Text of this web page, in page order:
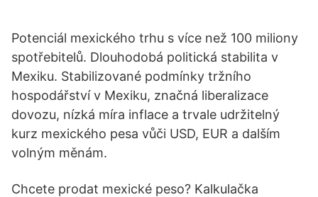
Potenciál mexického trhu s více než 100 miliony
spotřebitelů. Dlouhodobá politická stabilita v
Mexiku. Stabilizované podmínky tržního
hospodářství v Mexiku, značná liberalizace
dovozu, nízká míra inflace a trvale udržitelný
kurz mexického pesa vůči USD, EUR a dalším
volným měnám.
Chcete prodat mexické peso? Kalkulačka